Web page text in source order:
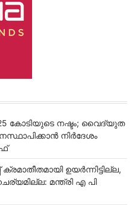
25 കോടിയുടെ നഷ്ടം; വൈദ്യുത
നിർ​ദേശം
ഉയര്‍ന്നിട്ടില്ല,
മന്ത്രി എ പി